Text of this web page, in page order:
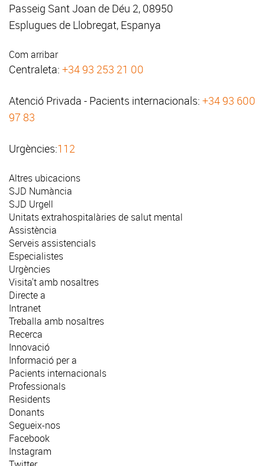
Passeig Sant Joan de Déu 2, 08950
Esplugues de Llobregat, Espanya
Com arribar
Centraleta: +34 93 253 21 00
Atenció Privada - Pacients internacionals: +34 93 600
97 83
Urgències:112
Altres ubicacions
SJD Numància
SJD Urgell
Unitats extrahospitalàries de salut mental
Assistència
Serveis assistencials
Especialistes
Urgències
Visita't amb nosaltres
Directe a
Intranet
Treballa amb nosaltres
Recerca
Innovació
Informació per a
Pacients internacionals
Professionals
Residents
Donants
Segueix-nos
Facebook
Instagram